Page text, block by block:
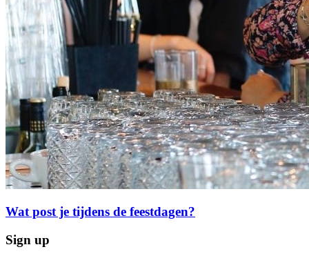
Wat post je tijdens de feestdagen?
Sign up